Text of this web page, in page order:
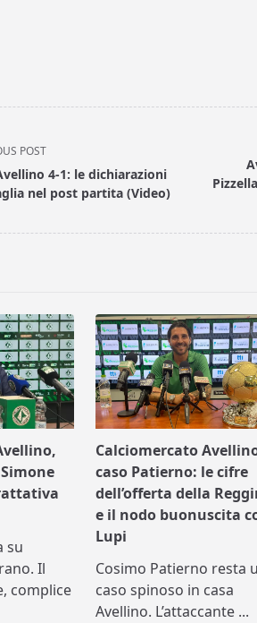
POST
4-1: le dichiarazioni
nel post partita (Video)
su
Il
complice
Calciomercato
caso Patierno: le cifre
dell’offerta della
e il nodo buonuscita
Lupi
Cosimo Patierno resta
caso spinoso in casa
Avellino. L’attaccante ...